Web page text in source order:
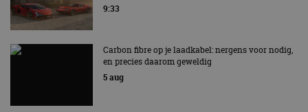
9:33
Carbon fibre op je laadkabel: nergens voor nodig,
en precies daarom geweldig
5 aug